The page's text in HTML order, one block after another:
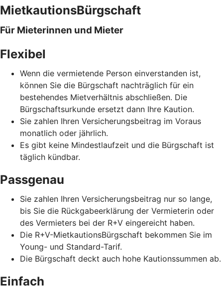
MietkautionsBürgschaft
Für Mieterinnen und Mieter
Flexibel
Wenn die vermietende Person einverstanden ist,
können Sie die Bürgschaft nachträglich für ein
bestehendes Mietverhältnis abschließen. Die
Bürgschaftsurkunde ersetzt dann Ihre Kaution.
Sie zahlen Ihren Versicherungsbeitrag im Voraus
monatlich oder jährlich.
Es gibt keine Mindestlaufzeit und die Bürgschaft ist
täglich kündbar.
Passgenau
Sie zahlen Ihren Versicherungsbeitrag nur so lange,
bis Sie die Rückgabeerklärung der Vermieterin oder
des Vermieters bei der R+V eingereicht haben.
Die R+V-MietkautionsBürgschaft bekommen Sie im
Young- und Standard-Tarif.
Die Bürgschaft deckt auch hohe Kautionssummen ab.
Einfach